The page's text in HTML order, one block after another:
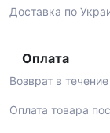
Доставка по
Оплата
Возврат в
Оплата товара